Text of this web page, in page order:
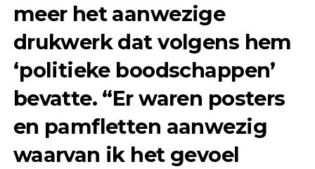
meer het aanwezige
drukwerk dat volgens hem
‘politieke boodschappen’
bevatte. “Er waren posters
en pamfletten aanwezig
waarvan ik het gevoel